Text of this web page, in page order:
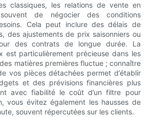
classiques, les relations de vente en
de négocier des conditions
Cela peut inclure des délais de
des ajustements de prix saisonniers ou
des contrats de longue durée. La
est particulièrement précieuse dans les
matières premières fluctue ; connaître
vos pièces détachées permet d’établir
et des prévisions financières plus
avec fiabilité le coût d’un filtre pour
vous évitez également les hausses de
souvent répercutées sur les clients.